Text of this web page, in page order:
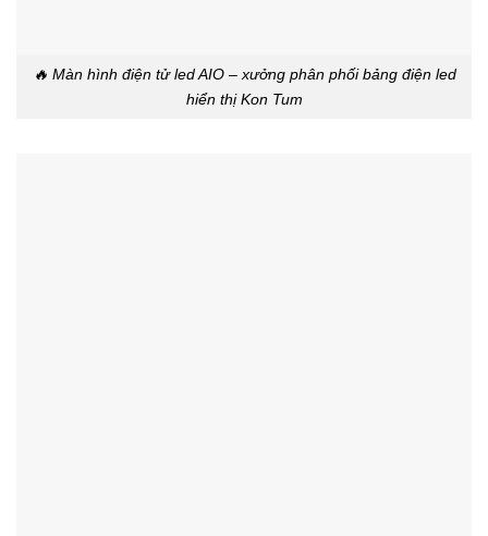
🔥 Màn hình điện tử led AIO – xưởng phân phối bảng điện led
hiển thị Kon Tum